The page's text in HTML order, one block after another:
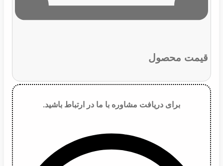
قیمت محصول
برای دریافت مشاوره با ما در ارتباط باشید.